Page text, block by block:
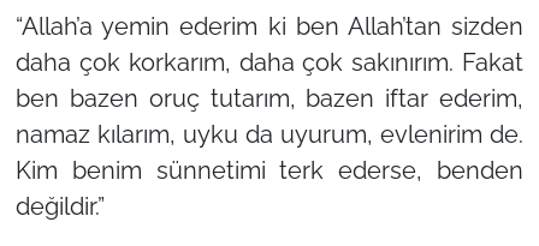
“Allah’a yemin ederim ki ben Allah’tan sizden
daha çok korkarım, daha çok sakınırım. Fakat
ben bazen oruç tutarım, bazen iftar ederim,
namaz kılarım, uyku da uyurum, evlenirim de.
Kim benim sünnetimi terk ederse, benden
değildir.”